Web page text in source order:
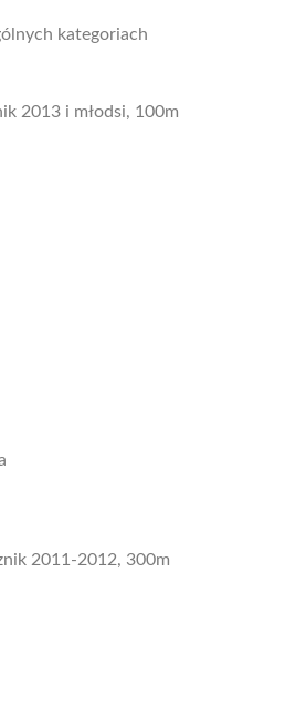
kategoriach
2013 i młodsi, 100m
2011-2012, 300m